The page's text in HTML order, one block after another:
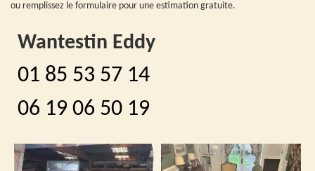
ou remplissez le formulaire pour une estimation gratuite.
Wantestin Eddy
01 85 53 57 14
06 19 06 50 19